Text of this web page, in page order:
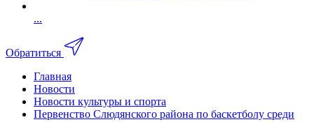
...
Обратиться
Главная
Новости
Новости культуры и спорта
Первенство Слюдянского района по баскетболу среди